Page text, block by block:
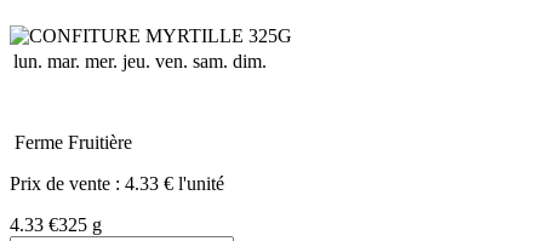
lun. mar. mer. jeu. ven. sam. dim.
Ferme Fruitière
Prix de vente : 4.33 € l'unité
4.33 €325 g